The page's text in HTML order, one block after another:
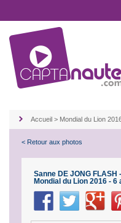
Accueil > Mondial du Lion
< Retour aux photos
Sanne DE JONG FLASH
Mondial du Lion 2016 -